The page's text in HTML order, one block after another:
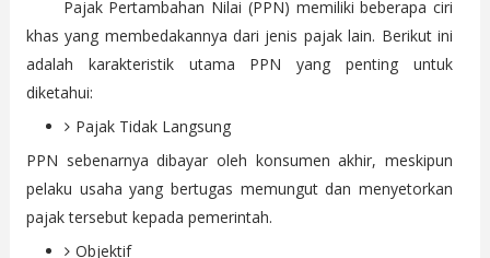
Pajak Pertambahan Nilai (PPN) memiliki beberapa ciri
khas yang membedakannya dari jenis pajak lain. Berikut ini
adalah karakteristik utama PPN yang penting untuk
diketahui:
Pajak Tidak Langsung
PPN sebenarnya dibayar oleh konsumen akhir, meskipun
pelaku usaha yang bertugas memungut dan menyetorkan
pajak tersebut kepada pemerintah.
Objektif